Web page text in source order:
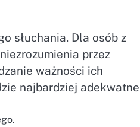
słuchania. Dla osób z
przez
ważności ich
najbardziej